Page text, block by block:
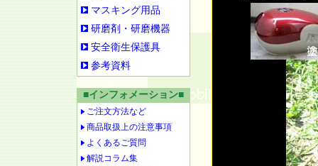
マスキング用品
研磨剤・研磨機器
安全衛生保護具
参考資料
■インフォメーション■
ご注文方法など
商品取扱上の注意事項
よくあるご質問
解説コラム集